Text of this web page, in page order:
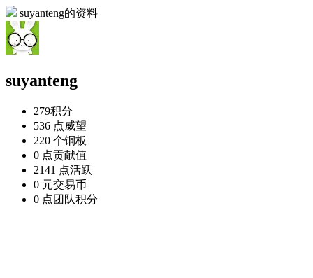
suyanteng的资料
suyanteng
279积分
536 点威望
220 个铜板
0 点贡献值
2141 点活跃
0 元交易币
0 点团队积分